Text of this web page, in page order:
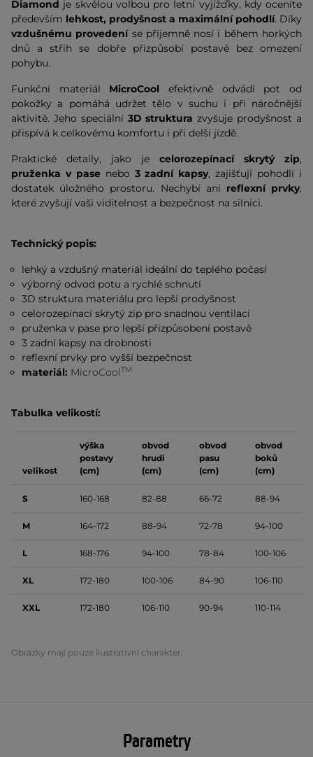
Diamond je skvělou volbou pro letní vyjížďky, kdy oceníte
především lehkost, prodyšnost a maximální pohodlí. Díky
vzdušnému provedeníse příjemně nosí i během horkých
dnů a střih se dobře přizpůsobí postavě bez omezení
pohybu.
Funkční materiál MicroCool efektivně odvádí pot od
pokožky a pomáhá udržet tělo v suchu i při náročnější
aktivitě. Jeho speciální 3D struktura zvyšuje prodyšnost a
přispívá k celkovému komfortu i při delší jízdě.
Praktické detaily, jako je celorozepínací skrytý zip,
pruženka v pasenebo 3 zadní kapsy, zajišťují pohodlí i
dostatek úložného prostoru. Nechybí ani reflexní prvky,
které zvyšují vaši viditelnost a bezpečnost na silnici.
Technický popis:
lehký a vzdušný materiál ideální do teplého počasí
výborný odvod potu a rychlé schnutí
3D struktura materiálu pro lepší prodyšnost
celorozepínací skrytý zip pro snadnou ventilaci
pruženka v pase pro lepší přizpůsobení postavě
3 zadní kapsy na drobnosti
reflexní prvky pro vyšší bezpečnost
materiál: MicroCoolTM
Tabulka velikostí:
velikost
výška
postavy
(cm)
obvod
hrudi
(cm)
obvod
pasu
(cm)
obvod
boků
(cm)
S 160-168 82-88 66-72 88-94
M 164-172 88-94 72-78 94-100
L 168-176 94-100 78-84 100-106
XL 172-180 100-106 84-90 106-110
XXL 172-180 106-110 90-94 110-114
Obrázky mají pouze ilustrativní charakter.
Parametry